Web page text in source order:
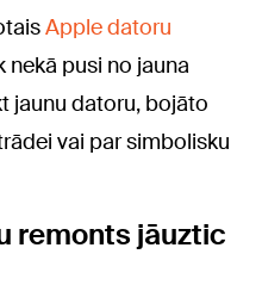
Apple datoru
nekā pusi no jauna
jaunu datoru, bojāto
vai par simbolisku
remonts jāuztic